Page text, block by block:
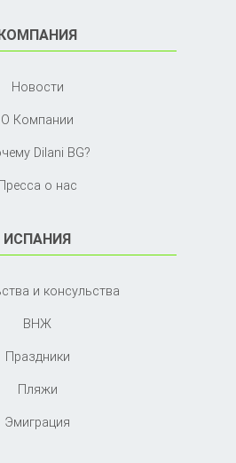
Новости
О Компании
Dilani BG?
о нас
ИСПАНИЯ
и консульства
ВНЖ
Праздники
Пляжи
Эмиграция